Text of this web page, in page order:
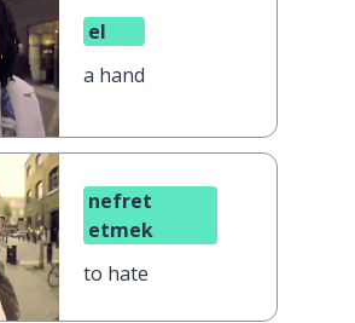
el
a hand
nefret
etmek
to hate